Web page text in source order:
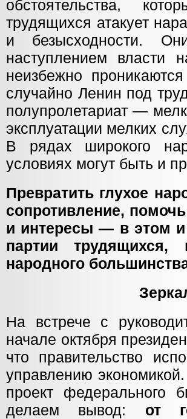
обстоятельства,
трудящихся атакует
и безысходности.
наступлением власти
неизбежно
случайно Ленин под
полупролетариат —
эксплуатации мелких
В рядах широкого
условиях могут быть и
Превратить глухое
сопротивление,
и интересы — в этом и
партии трудящихся,
народного
На встрече с
начале октября
что правительство
управлению
проект
делаем вывод: от